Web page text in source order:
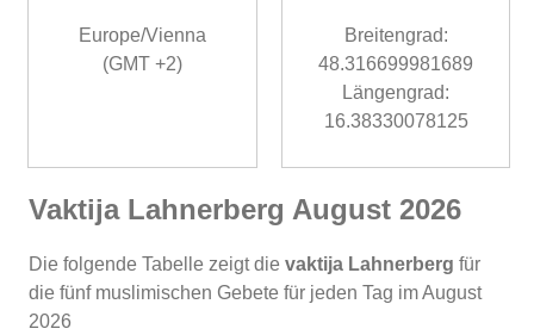
Europe/Vienna
(GMT +2)
Breitengrad:
48.316699981689
Längengrad:
16.38330078125
Vaktija Lahnerberg August 2026
Die folgende Tabelle zeigt die vaktija Lahnerberg für
die fünf muslimischen Gebete für jeden Tag im August
2026